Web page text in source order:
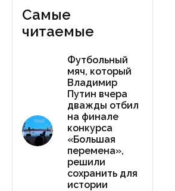
Самые
читаемые
Футбольный
мяч, который
Владимир
Путин вчера
дважды отбил
на финале
конкурса
«Большая
перемена»,
решили
сохранить для
истории